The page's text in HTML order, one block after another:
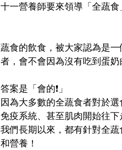
十一營養師要來領導「全蔬食
蔬食的飲食，被大家認為是
者，會不會因為沒有吃到蛋
答案是「會的❗」
因為大多數的全蔬食者對於
免疫系統、甚至肌肉開始往下
我們長期以來，都有針對全
和營養！